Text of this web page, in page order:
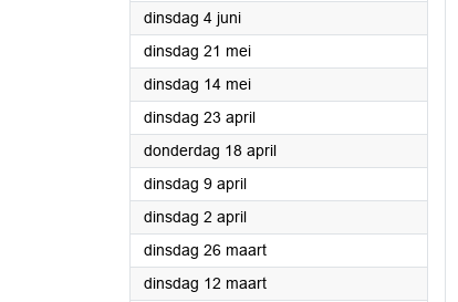
dinsdag 4 juni2024
dinsdag 21 mei2024
dinsdag 14 mei2024
dinsdag 23 april2024
donderdag 18 april2024
dinsdag 9 april2024
dinsdag 2 april2024
dinsdag 26 maart2024
dinsdag 12 maart2024